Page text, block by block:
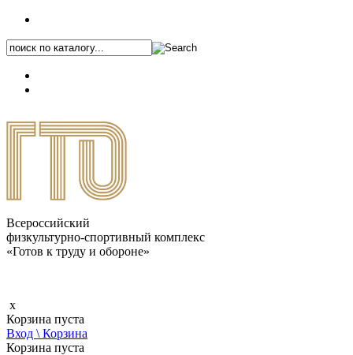
Всероссийский
физкультурно-спортивный комплекс
«Готов к труду и обороне»
x
Корзина пуста
Вход \ Корзина
Корзина пуста